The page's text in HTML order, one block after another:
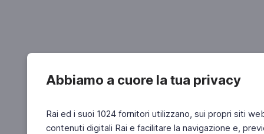
Abbiamo a cuore la tua privacy
Rai ed i suoi 1024 fornitori utilizzano, sui propri siti
contenuti digitali Rai e facilitare la navigazione e,